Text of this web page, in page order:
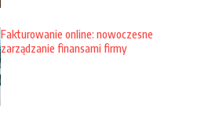
Fakturowanie online: nowoczesne
zarządzanie finansami firmy